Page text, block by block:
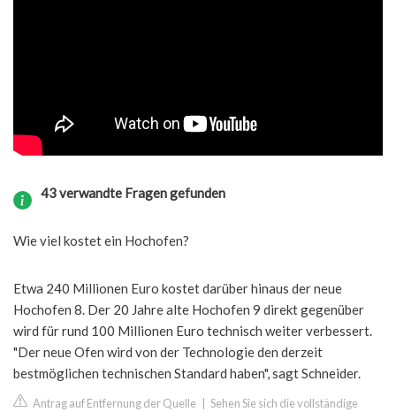
43 verwandte Fragen gefunden
Wie viel kostet ein Hochofen?
Etwa 240 Millionen Euro kostet darüber hinaus der neue
Hochofen 8. Der 20 Jahre alte Hochofen 9 direkt gegenüber
wird für rund 100 Millionen Euro technisch weiter verbessert.
"Der neue Ofen wird von der Technologie den derzeit
bestmöglichen technischen Standard haben", sagt Schneider.
Antrag auf Entfernung der Quelle Sehen Sie sich die vollständige